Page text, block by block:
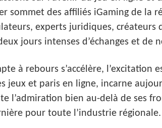
sommet des affiliés iGaming de la
experts juridiques, créateurs
jours intenses d’échanges et de
à rebours s’accélère, l’excitation
jeux et paris en ligne, incarne
l’admiration bien au-delà de ses
pour toute l’industrie régionale.